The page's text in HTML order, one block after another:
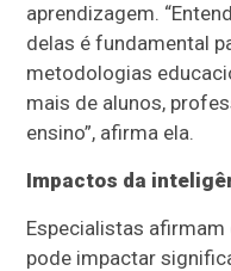
aprendizagem.
delas é fundamental
metodologias
mais de alunos,
ensino”, afirma ela.
Impactos da
Especialistas
pode impactar